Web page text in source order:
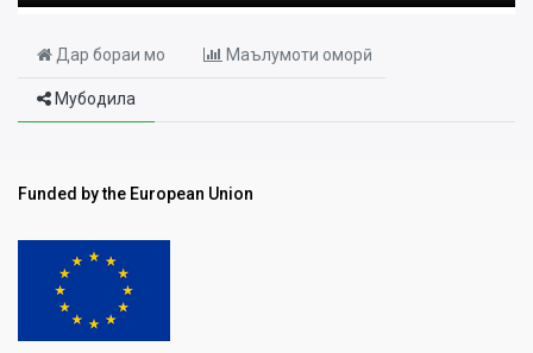
Дар бораи мо Маълумоти оморӣ
Мубодила
Funded by the European Union